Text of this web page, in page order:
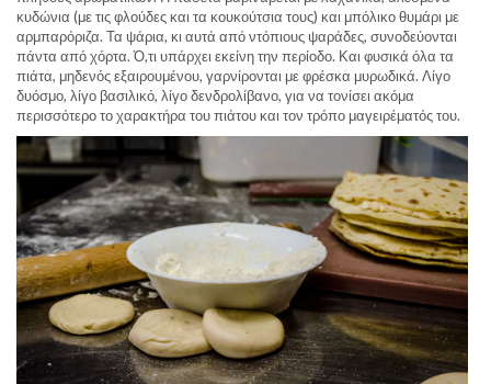
κυδώνια (με τις φλούδες και τα κουκούτσια τους) και μπόλικο θυμάρι με
αρμπαρόριζα. Τα ψάρια, κι αυτά από ντόπιους ψαράδες, συνοδεύονται
πάντα από χόρτα. Ό,τι υπάρχει εκείνη την περίοδο. Και φυσικά όλα τα
πιάτα, μηδενός εξαιρουμένου, γαρνίρονται με φρέσκα μυρωδικά. Λίγο
δυόσμο, λίγο βασιλικό, λίγο δενδρολίβανο, για να τονίσει ακόμα
περισσότερο το χαρακτήρα του πιάτου και τον τρόπο μαγειρέματός του.